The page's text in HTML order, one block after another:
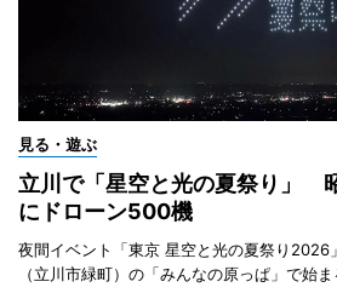
見る・遊ぶ
立川で「星空と光の夏祭り」
にドローン500機
夜間イベント「東京 星空と光の夏祭り2026
（立川市緑町）の「みんなの原っぱ」で始ま